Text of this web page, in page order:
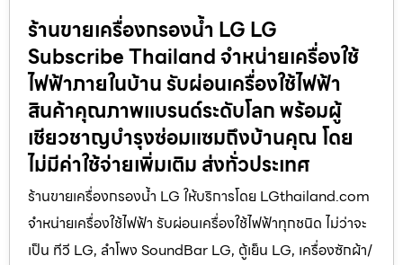
ร้านขายเครื่องกรองน้ำ LG LG
Subscribe Thailand จำหน่ายเครื่องใช้
ไฟฟ้าภายในบ้าน รับผ่อนเครื่องใช้ไฟฟ้า
สินค้าคุณภาพแบรนด์ระดับโลก พร้อมผู้
เชียวชาญบำรุงซ่อมแซมถึงบ้านคุณ โดย
ไม่มีค่าใช้จ่ายเพิ่มเติม ส่งทั่วประเทศ
ร้านขายเครื่องกรองน้ำ LG ให้บริการโดย LGthailand.com
จำหน่ายเครื่องใช้ไฟฟ้า รับผ่อนเครื่องใช้ไฟฟ้าทุกชนิด ไม่ว่าจะ
เป็น ทีวี LG, ลำโพง SoundBar LG, ตู้เย็น LG, เครื่องซักผ้า/